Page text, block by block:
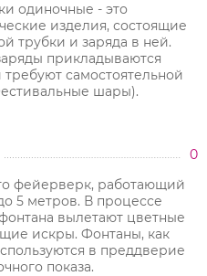
одиночные - это
изделия, состоящие
трубки и заряда в ней.
прикладываются
требуют самостоятельной
шары).
0
фейерверк, работающий
5 метров. В процессе
вылетают цветные
искры. Фонтаны, как
в преддверие
показа.